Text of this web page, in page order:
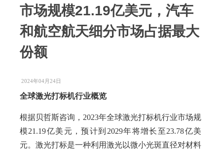
市场规模21.19亿美元，汽车
和航空航天细分市场占据最大
份额
2024年04月24日
全球激光打标机行业概览
根据贝哲斯咨询，2023年全球激光打标机行业市场规
模21.19亿美元，预计到2029年将增长至23.78亿美
元。激光打标是一种利用激光以微小光斑直径对材料